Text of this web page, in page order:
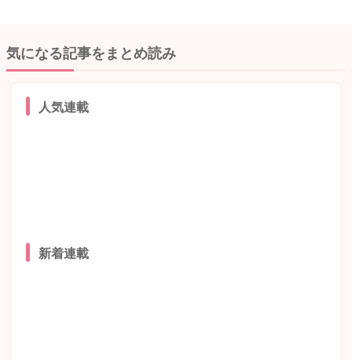
気になる記事をまとめ読み
人気連載
新着連載